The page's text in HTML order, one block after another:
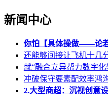
新闻中心
你怕【具体操做——论
还能够间接让飞机十几
就“融合立异帮力数字化
冲破保守要素配效率鸿
2.大型商超：沉视创意